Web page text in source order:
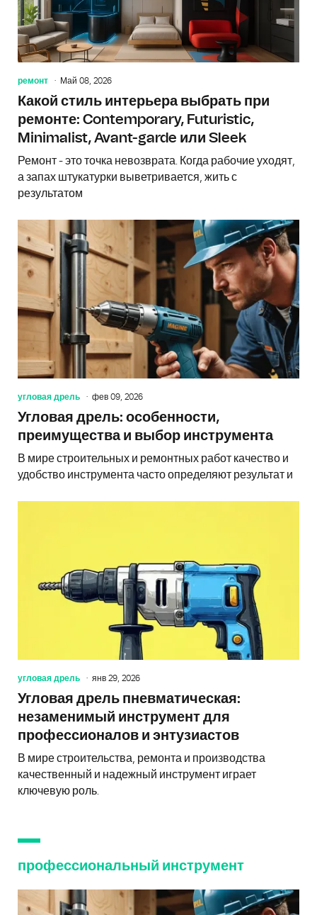
ремонт Май 08, 2026
Какой стиль интерьера выбрать при
ремонте: Contemporary, Futuristic,
Minimalist, Avant-garde или Sleek
Ремонт - это точка невозврата. Когда рабочие уходят,
а запах штукатурки выветривается, жить с
результатом
угловая дрель фев 09, 2026
Угловая дрель: особенности,
преимущества и выбор инструмента
В мире строительных и ремонтных работ качество и
удобство инструмента часто определяют результат и
угловая дрель янв 29, 2026
Угловая дрель пневматическая:
незаменимый инструмент для
профессионалов и энтузиастов
В мире строительства, ремонта и производства
качественный и надежный инструмент играет
ключевую роль.
профессиональный инструмент